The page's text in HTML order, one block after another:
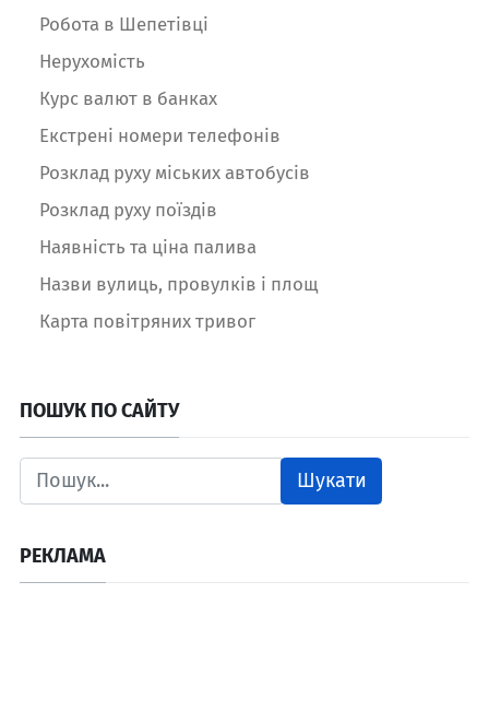
Робота в Шепетівці
Нерухомість
Курс валют в банках
Екстрені номери телефонів
Розклад руху міських автобусів
Розклад руху поїздів
Наявність та ціна палива
Назви вулиць, провулків і площ
Карта повітряних тривог
ПОШУК ПО САЙТУ
Шукати
РЕКЛАМА